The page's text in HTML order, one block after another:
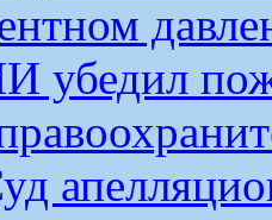
убедил